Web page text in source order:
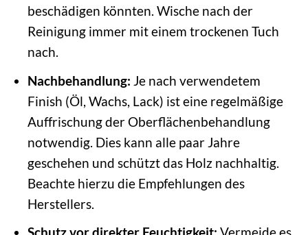
beschädigen könnten. Wische nach der
Reinigung immer mit einem trockenen Tuch
nach.
Nachbehandlung: Je nach verwendetem
Finish (Öl, Wachs, Lack) ist eine regelmäßige
Auffrischung der Oberflächenbehandlung
notwendig. Dies kann alle paar Jahre
geschehen und schützt das Holz nachhaltig.
Beachte hierzu die Empfehlungen des
Herstellers.